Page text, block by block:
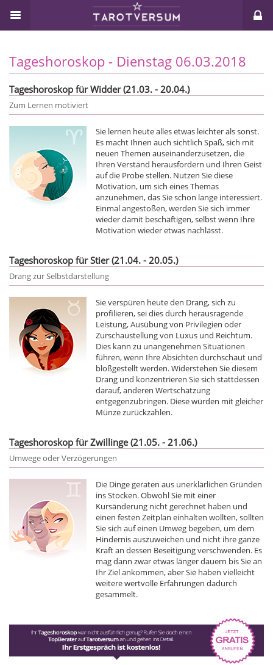
Tageshoroskop - Dienstag 06.03.2018
Tageshoroskop für Widder (21.03. - 20.04.)
Zum Lernen motiviert
Sie lernen heute alles etwas leichter als sonst.
Es macht Ihnen auch sichtlich Spaß, sich mit
neuen Themen auseinanderzusetzen, die
Ihren Verstand herausfordern und Ihren Geist
auf die Probe stellen. Nutzen Sie diese
Motivation, um sich eines Themas
anzunehmen, das Sie schon lange interessiert.
Einmal angestoßen, werden Sie sich immer
wieder damit beschäftigen, selbst wenn Ihre
Motivation wieder etwas nachlässt.
Tageshoroskop für Stier (21.04. - 20.05.)
Drang zur Selbstdarstellung
Sie verspüren heute den Drang, sich zu
profilieren, sei dies durch herausragende
Leistung, Ausübung von Privilegien oder
Zurschaustellung von Luxus und Reichtum.
Dies kann zu unangenehmen Situationen
führen, wenn Ihre Absichten durchschaut und
bloßgestellt werden. Widerstehen Sie diesem
Drang und konzentrieren Sie sich stattdessen
darauf, anderen Wertschätzung
entgegenzubringen. Diese würden mit gleicher
Münze zurückzahlen.
Tageshoroskop für Zwillinge (21.05. - 21.06.)
Umwege oder Verzögerungen
Die Dinge geraten aus unerklärlichen Gründen
ins Stocken. Obwohl Sie mit einer
Kursänderung nicht gerechnet haben und
einen festen Zeitplan einhalten wollten, sollten
Sie sich auf einen Umweg begeben, um dem
Hindernis auszuweichen und nicht ihre ganze
Kraft an dessen Beseitigung verschwenden. Es
mag dann zwar etwas länger dauern bis Sie an
Ihr Ziel ankommen, aber Sie haben vielleicht
weitere wertvolle Erfahrungen dadurch
gesammelt.